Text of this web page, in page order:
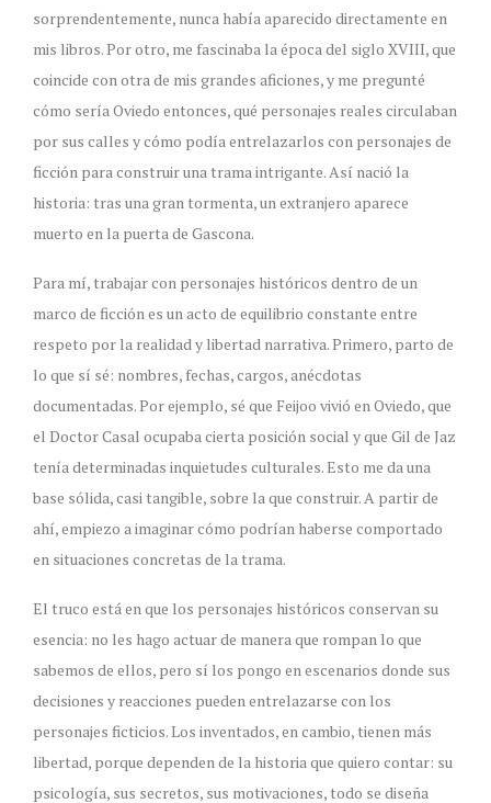
sorprendentemente, nunca había aparecido directamente en
mis libros. Por otro, me fascinaba la época del siglo XVIII, que
coincide con otra de mis grandes aficiones, y me pregunté
cómo sería Oviedo entonces, qué personajes reales circulaban
por sus calles y cómo podía entrelazarlos con personajes de
ficción para construir una trama intrigante. Así nació la
historia: tras una gran tormenta, un extranjero aparece
muerto en la puerta de Gascona.
Para mí, trabajar con personajes históricos dentro de un
marco de ficción es un acto de equilibrio constante entre
respeto por la realidad y libertad narrativa. Primero, parto de
lo que sí sé: nombres, fechas, cargos, anécdotas
documentadas. Por ejemplo, sé que Feijoo vivió en Oviedo, que
el Doctor Casal ocupaba cierta posición social y que Gil de Jaz
tenía determinadas inquietudes culturales. Esto me da una
base sólida, casi tangible, sobre la que construir. A partir de
ahí, empiezo a imaginar cómo podrían haberse comportado
en situaciones concretas de la trama.
El truco está en que los personajes históricos conservan su
esencia: no les hago actuar de manera que rompan lo que
sabemos de ellos, pero sí los pongo en escenarios donde sus
decisiones y reacciones pueden entrelazarse con los
personajes ficticios. Los inventados, en cambio, tienen más
libertad, porque dependen de la historia que quiero contar: su
psicología, sus secretos, sus motivaciones, todo se diseña